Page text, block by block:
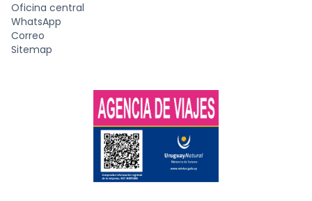
Oficina central
WhatsApp
Correo
Sitemap